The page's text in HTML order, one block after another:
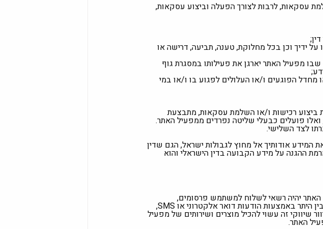
עסקאות, לרבות לצורך הפעלה וביצוע עסקאות,
ידיך וכן בכל מחלוקת, טענה, תביעה, דרישה או
מפעיל האתר יארגן את פעילותו במסגרת גוף
הפוגעים ו/או העלולים לפגוע בו ו/או במי
רכישות ו/או השלמת עסקאות, מתבצעת
פועלים כבעלי שליטה נפרדים ממפעיל האתר.
לצד השלישי.
המידע אודותיך אל מחוץ לגבולות ישראל, הגם שדין
ההגנה על מידע הקבועה בדין הישראלי והוא
יהיה רשאי לשלוח למשתמש פרסומים,
מבצעים, הנחות, עדכונים, חידושים וכדומה (ביחד: "דיוור שיווקי") מעת לעת, בין היתר באמצעות הודעות דואר אלקטרוני או SMS,
30א(ג) לחוק התקשורת (בזק ושידורים), התשמ"ב – 1982. דיוור שיווקי זה עשוי להכיל מוצרים ושירותים של מפעיל
האתר.